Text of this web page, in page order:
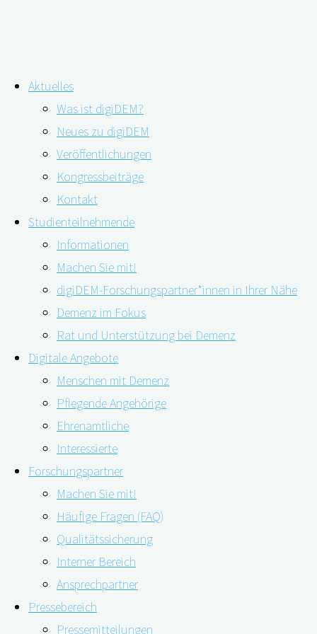
Inhalt
springen
Aktuelles
Was ist digiDEM?
Neues zu digiDEM
Veröffentlichungen
Kongressbeiträge
Kontakt
Studienteilnehmende
Informationen
Machen Sie mit!
digiDEM-Forschungspartner*innen in Ihrer Nähe
Demenz im Fokus
Rat und Unterstützung bei Demenz
Digitale Angebote
Menschen mit Demenz
Pflegende Angehörige
Ehrenamtliche
Interessierte
Forschungspartner
Machen Sie mit!
Häufige Fragen (FAQ)
Qualitätssicherung
Interner Bereich
Ansprechpartner
Pressebereich
Pressemitteilungen
Schlagwort: Universitätsklinikum
Erlangen
Demenz im Pflegeheim: Dämpfende
Arzneimittel erhöhen Risiko von
Sturzereignissen mit Verletzungsfolge
14.02.202018.02.2020
Wenn eine Demenzerkrankung weit fortgeschritten ist,
lässt sich der Übergang in ein Pflegeheim häufig nicht
mehr vermeiden. Aufgrund ihrer Symptome und zum Teil
begleitender Erkrankungen erhalten Menschen mit